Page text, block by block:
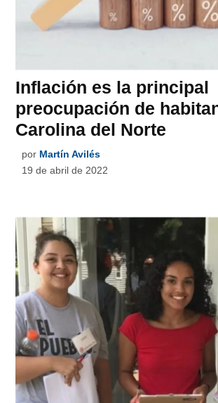
Inflación es la principal
preocupación de
Carolina del Norte
por Martín Avilés
19 de abril de 2022